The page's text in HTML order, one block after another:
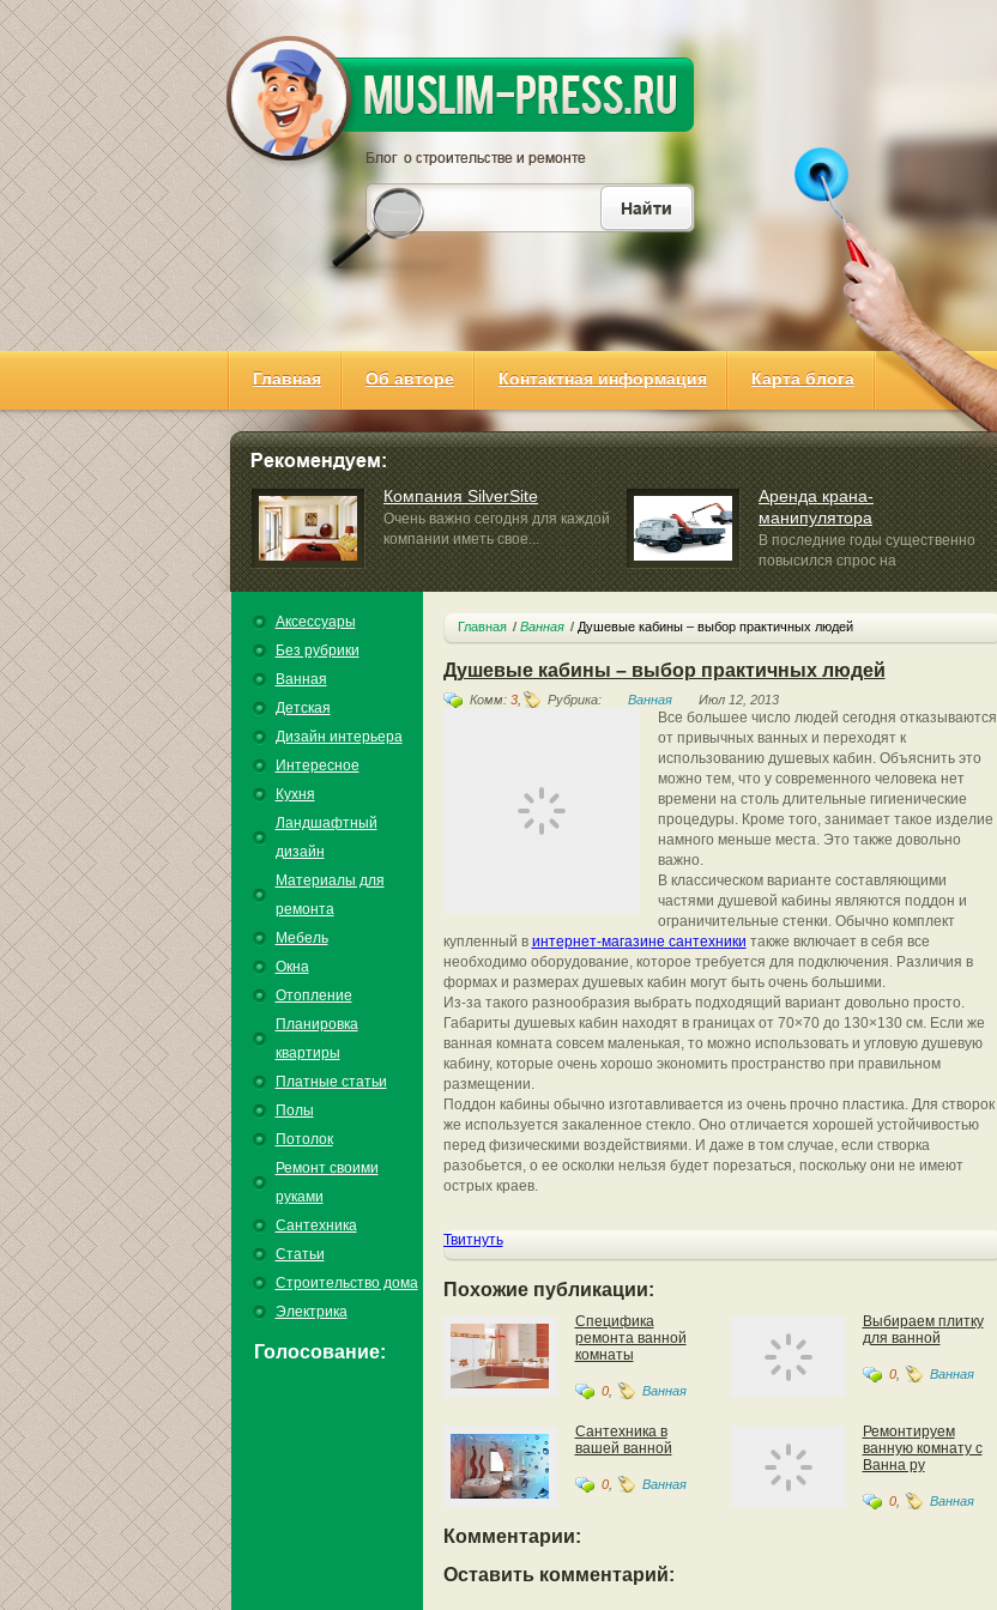
Главная Об авторе Контактная информация Карта блога
Компания SilverSite
Очень важно сегодня для каждой
компании иметь свое...
Аренда крана-
манипулятора
В последние годы существенно
повысился спрос на
специальную...
Аксессуары
Без рубрики
Ванная
Детская
Дизайн интерьера
Интересное
Кухня
Ландшафтный
дизайн
Материалы для
ремонта
Мебель
Окна
Отопление
Планировка
квартиры
Платные статьи
Полы
Потолок
Ремонт своими
руками
Сантехника
Статьи
Строительство дома
Электрика
Голосование:
Главная Ванная Душевые кабины – выбор практичных людей
Душевые кабины – выбор практичных людей
Комм: 3, Рубрика: Ванная Июл 12, 2013
Все большее число людей сегодня отказываются
от привычных ванных и переходят к
использованию душевых кабин. Объяснить это
можно тем, что у современного человека нет
времени на столь длительные гигиенические
процедуры. Кроме того, занимает такое изделие
намного меньше места. Это также довольно
важно.
В классическом варианте составляющими
частями душевой кабины являются поддон и
ограничительные стенки. Обычно комплект
купленный в интернет-магазине сантехники также включает в себя все
необходимо оборудование, которое требуется для подключения. Различия в
формах и размерах душевых кабин могут быть очень большими.
Из-за такого разнообразия выбрать подходящий вариант довольно просто.
Габариты душевых кабин находят в границах от 70×70 до 130×130 см. Если же
ванная комната совсем маленькая, то можно использовать и угловую душевую
кабину, которые очень хорошо экономить пространство при правильном
размещении.
Поддон кабины обычно изготавливается из очень прочно пластика. Для створок
же используется закаленное стекло. Оно отличается хорошей устойчивостью
перед физическими воздействиями. И даже в том случае, если створка
разобьется, о ее осколки нельзя будет порезаться, поскольку они не имеют
острых краев.
Твитнуть
Похожие публикации:
Специфика
ремонта ванной
комнаты
0, Ванная
Выбираем плитку
для ванной
0, Ванная
Сантехника в
вашей ванной
0, Ванная
Ремонтируем
ванную комнату с
Ванна ру
0, Ванная
Комментарии:
Оставить комментарий: